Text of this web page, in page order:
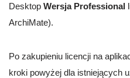
Desktop Wersja Professional
ArchiMate).
Po zakupieniu licencji na
kroki powyżej dla istniejących